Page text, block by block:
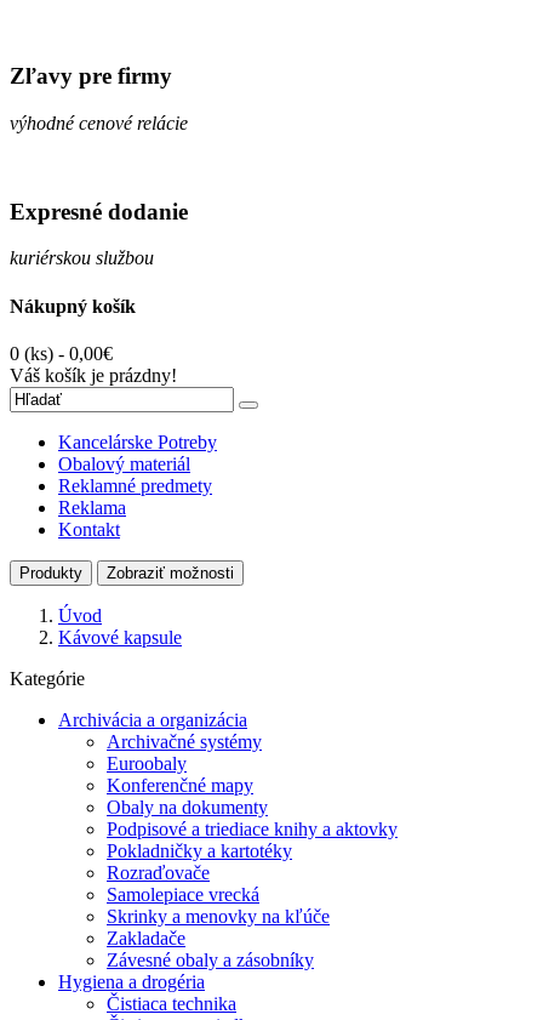
Zľavy pre firmy
výhodné cenové relácie
Expresné dodanie
kuriérskou službou
Nákupný košík
0 (ks) - 0,00€
Váš košík je prázdny!
Kancelárske Potreby
Obalový materiál
Reklamné predmety
Reklama
Kontakt
Produkty Zobraziť možnosti
Úvod
Kávové kapsule
Kategórie
Archivácia a organizácia
Archivačné systémy
Euroobaly
Konferenčné mapy
Obaly na dokumenty
Podpisové a triediace knihy a aktovky
Pokladničky a kartotéky
Rozraďovače
Samolepiace vrecká
Skrinky a menovky na kľúče
Zakladače
Závesné obaly a zásobníky
Hygiena a drogéria
Čistiaca technika